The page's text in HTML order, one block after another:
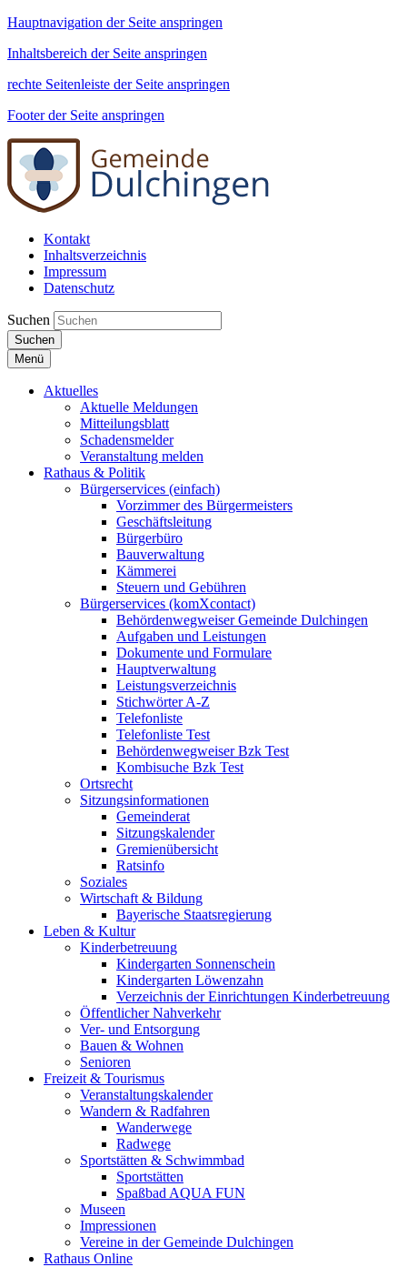
Hauptnavigation der Seite anspringen
Inhaltsbereich der Seite anspringen
rechte Seitenleiste der Seite anspringen
Footer der Seite anspringen
Kontakt
Inhaltsverzeichnis
Impressum
Datenschutz
Suchen
Suchen
Menü
Aktuelles
Aktuelle Meldungen
Mitteilungsblatt
Schadensmelder
Veranstaltung melden
Rathaus & Politik
Bürgerservices (einfach)
Vorzimmer des Bürgermeisters
Geschäftsleitung
Bürgerbüro
Bauverwaltung
Kämmerei
Steuern und Gebühren
Bürgerservices (komXcontact)
Behördenwegweiser Gemeinde Dulchingen
Aufgaben und Leistungen
Dokumente und Formulare
Hauptverwaltung
Leistungsverzeichnis
Stichwörter A-Z
Telefonliste
Telefonliste Test
Behördenwegweiser Bzk Test
Kombisuche Bzk Test
Ortsrecht
Sitzungsinformationen
Gemeinderat
Sitzungskalender
Gremienübersicht
Ratsinfo
Soziales
Wirtschaft & Bildung
Bayerische Staatsregierung
Leben & Kultur
Kinderbetreuung
Kindergarten Sonnenschein
Kindergarten Löwenzahn
Verzeichnis der Einrichtungen Kinderbetreuung
Öffentlicher Nahverkehr
Ver- und Entsorgung
Bauen & Wohnen
Senioren
Freizeit & Tourismus
Veranstaltungskalender
Wandern & Radfahren
Wanderwege
Radwege
Sportstätten & Schwimmbad
Sportstätten
Spaßbad AQUA FUN
Museen
Impressionen
Vereine in der Gemeinde Dulchingen
Rathaus Online